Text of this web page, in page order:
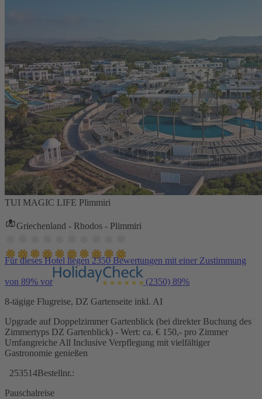
TUI MAGIC LIFE Plimmiri
Griechenland - Rhodos - Plimmiri
Für dieses Hotel liegen 2350 Bewertungen mit einer Zustimmung
von 89% vor (2350) 89%
8-tägige Flugreise, DZ Gartenseite inkl. AI
Upgrade auf Doppelzimmer Gartenblick (bei direkter Buchung des
Zimmertyps DZ Gartenblick) - Wert: ca. € 150,- pro Zimmer
Umfangreiche All Inclusive Verpflegung mit vielfältiger
Gastronomie genießen
253514Bestellnr.:
Pauschalreise